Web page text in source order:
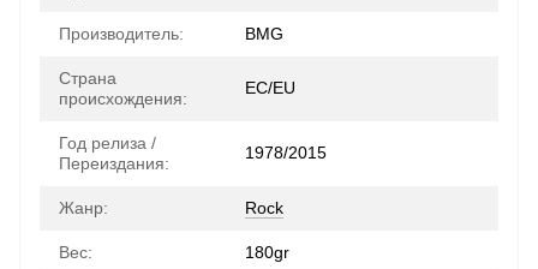
Производитель: BMG
Страна
происхождения:
ЕС/EU
Год релиза /
Переиздания:
1978/2015
Жанр: Rock
Вес: 180gr